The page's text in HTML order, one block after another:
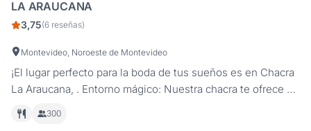
LA ARAUCANA
3,75(6 reseñas)
Montevideo, Noroeste de Montevideo
¡El lugar perfecto para la boda de tus sueños es en Chacra
La Araucana, . Entorno mágico: Nuestra chacra te ofrece un
exuberante y amplios predios rurales, te brindamos un
300